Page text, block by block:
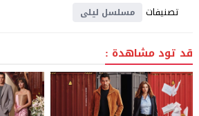
تصنيفات مسلسل ليلى
قد تود مشاهدة :